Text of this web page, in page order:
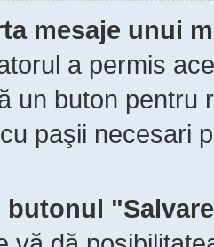
mesaje unui
a permis
un buton pentru
paşii necesari
butonul